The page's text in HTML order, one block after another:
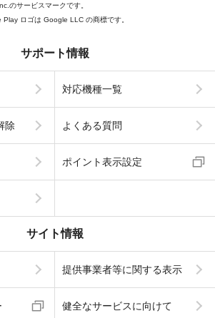
のサービスマークです。
ロゴは Google LLC の商標です。
サポート情報
対応機種一覧
除 よくある質問
ポイント表示設定
サイト情報
提供事業者等に関する表示
健全なサービスに向けて